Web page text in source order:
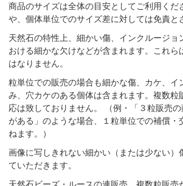
商品のサイズは全体の目安としてご利用くだ
や、個体単位でのサイズ差に対しては免責と
天然石の特性上、細かい傷、インクルージョ
おける細かな欠けなどが含まれます。これら
はなりません。
粒単位での販売の場合も細かな傷、カケ、イ
み、穴カケのある個体は含まれます。複数粒
応は致しておりません。 （例・「３粒販売
がある」のような場合、１粒単位での補償・
ねます。）
画像に写しきれない細かい（または少ない）
ていただきます。
天然石ビーズ・ルースの連販売、複数粒販売